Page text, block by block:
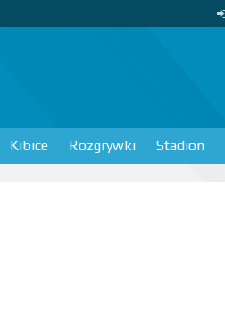
Kibice Rozgrywki Stadion